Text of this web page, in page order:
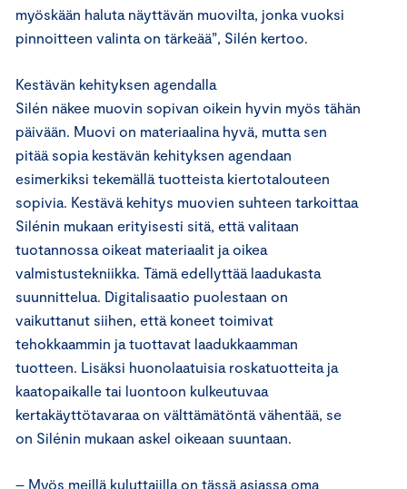
myöskään haluta näyttävän muovilta, jonka vuoksi
pinnoitteen valinta on tärkeää”, Silén kertoo.
Kestävän kehityksen agendalla
Silén näkee muovin sopivan oikein hyvin myös tähän
päivään. Muovi on materiaalina hyvä, mutta sen
pitää sopia kestävän kehityksen agendaan
esimerkiksi tekemällä tuotteista kiertotalouteen
sopivia. Kestävä kehitys muovien suhteen tarkoittaa
Silénin mukaan erityisesti sitä, että valitaan
tuotannossa oikeat materiaalit ja oikea
valmistustekniikka. Tämä edellyttää laadukasta
suunnittelua. Digitalisaatio puolestaan on
vaikuttanut siihen, että koneet toimivat
tehokkaammin ja tuottavat laadukkaamman
tuotteen. Lisäksi huonolaatuisia roskatuotteita ja
kaatopaikalle tai luontoon kulkeutuvaa
kertakäyttötavaraa on välttämätöntä vähentää, se
on Silénin mukaan askel oikeaan suuntaan.
– Myös meillä kuluttajilla on tässä asiassa oma